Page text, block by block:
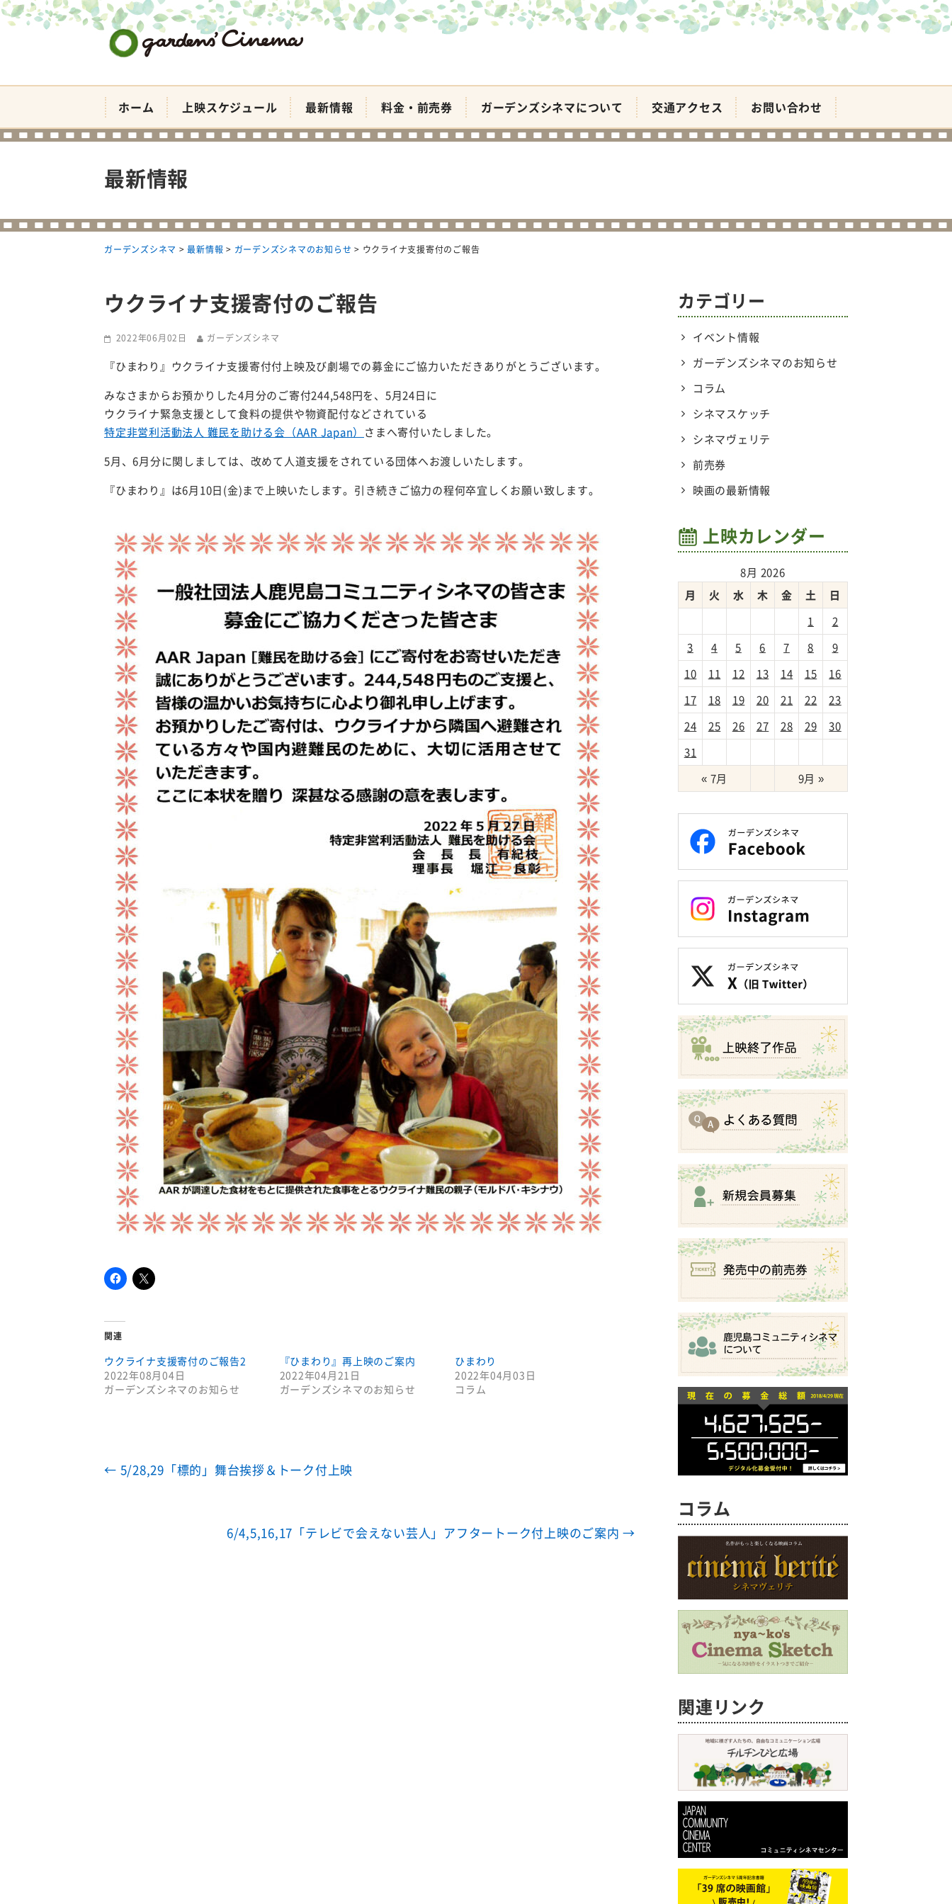
ホーム 上映スケジュール 最新情報 料金・前売券 ガーデンズシネマについて 交通アクセス お問い合わせ
最新情報
ガーデンズシネマ >最新情報 > ガーデンズシネマのお知らせ > ウクライナ支援寄付のご報告
ウクライナ支援寄付のご報告
2022年06月02日 ガーデンズシネマ
『ひまわり』ウクライナ支援寄付付上映及び劇場での募金にご協力いただきありがとうございます。
みなさまからお預かりした4月分のご寄付244,548円を、5月24日に
ウクライナ緊急支援として食料の提供や物資配付などされている
特定非営利活動法人 難民を助ける会（AAR Japan） さまへ寄付いたしました。
5月、6月分に関しましては、改めて人道支援をされている団体へお渡しいたします。
『ひまわり』は6月10日(金)まで上映いたします。引き続きご協力の程何卒宜しくお願い致します。
関連
ウクライナ支援寄付のご報告2
2022年08月04日
ガーデンズシネマのお知らせ
『ひまわり』再上映のご案内
2022年04月21日
ガーデンズシネマのお知らせ
ひまわり
2022年04月03日
コラム
← 5/28,29「標的」舞台挨拶＆トーク付上映
6/4,5,16,17「テレビで会えない芸人」アフタートーク付上映のご案内→
カテゴリー
イベント情報
ガーデンズシネマのお知らせ
コラム
シネマスケッチ
シネマヴェリテ
前売券
映画の最新情報
上映カレンダー
8月 2026
月
火 水 木 金 土
日
1
2
3
4 5 6 7 8
9
10
11 12 13 14 15
16
17
18 19 20 21 22
23
24
25 26 27 28 29
30
31
« 7月
9月 »
コラム
関連リンク